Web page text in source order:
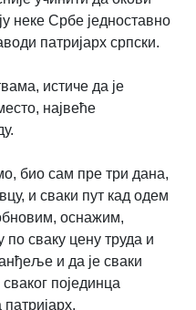
неке Србе једноставно
патријарх српски.
истиче да је
највеће
био сам пре три дана,
и сваки пут кад одем
оснажим,
сваку цену труда и
и да је сваки
појединца